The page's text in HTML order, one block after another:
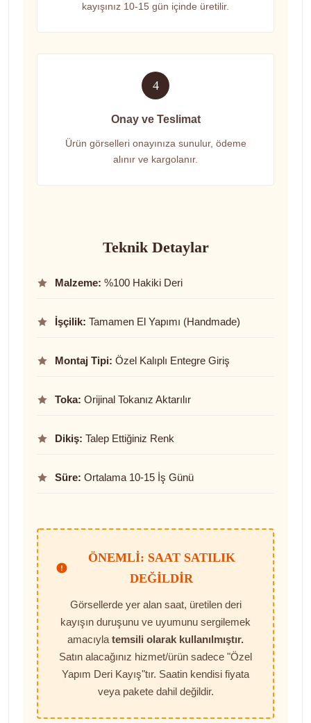
kayışınız 10-15 gün içinde üretilir.
4
Onay ve Teslimat
Ürün görselleri onayınıza sunulur, ödeme
alınır ve kargolanır.
Teknik Detaylar
Malzeme: %100 Hakiki Deri
İşçilik: Tamamen El Yapımı (Handmade)
Montaj Tipi: Özel Kalıplı Entegre Giriş
Toka: Orijinal Tokanız Aktarılır
Dikiş: Talep Ettiğiniz Renk
Süre: Ortalama 10-15 İş Günü
ÖNEMLI: SAAT SATILIK
DEĞILDIR
Görsellerde yer alan saat, üretilen deri
kayışın duruşunu ve uyumunu sergilemek
amacıyla temsili olarak kullanılmıştır.
Satın alacağınız hizmet/ürün sadece "Özel
Yapım Deri Kayış"tır. Saatin kendisi fiyata
veya pakete dahil değildir.